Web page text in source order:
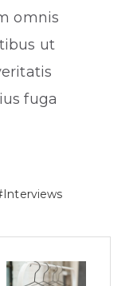
omnis
ut
fuga
Interviews